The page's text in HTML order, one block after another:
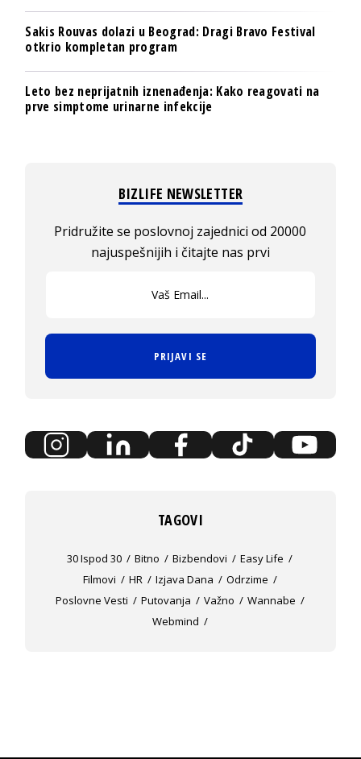
Sakis Rouvas dolazi u Beograd: Dragi Bravo Festival
otkrio kompletan program
Leto bez neprijatnih iznenađenja: Kako reagovati na
prve simptome urinarne infekcije
BIZLIFE NEWSLETTER
Pridružite se poslovnoj zajednici od 20000
najuspešnijih i čitajte nas prvi
PRIJAVI SE
TAGOVI
30 Ispod 30 Bitno Bizbendovi
Easy Life
Filmovi
HR Izjava Dana
Odrzime
Poslovne Vesti
Putovanja Važno
Wannabe
Webmind